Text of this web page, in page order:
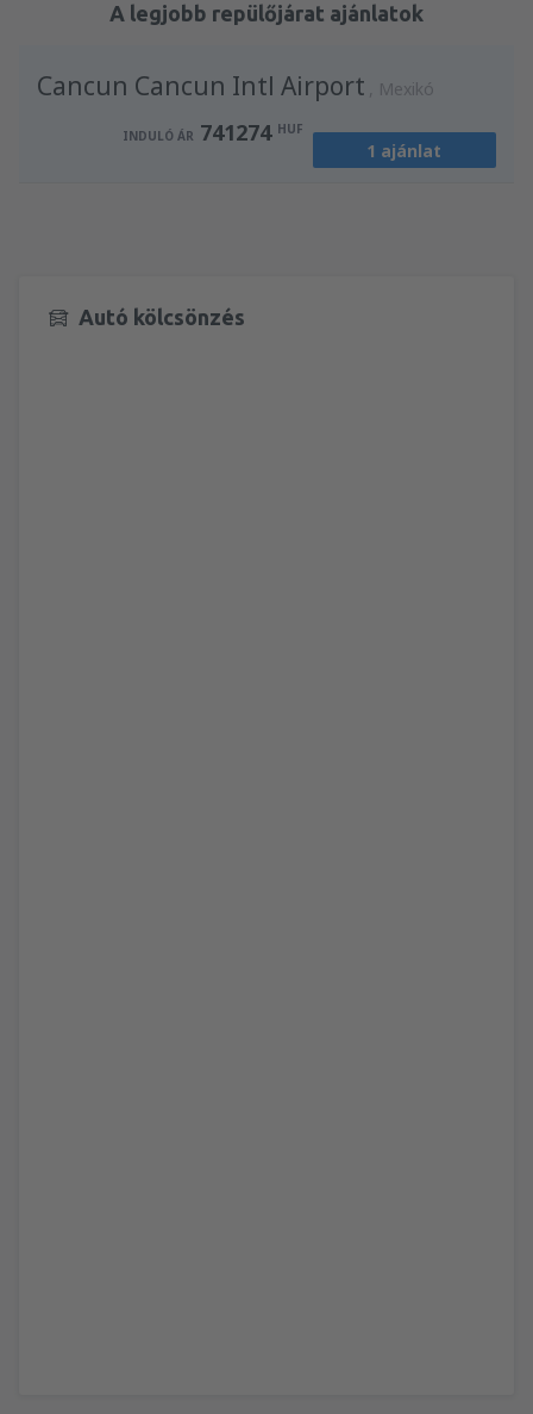
A legjobb repülőjárat ajánlatok
Cancun Cancun Intl Airport Mexikó
INDULÓ ÁR 741274 HUF
1 ajánlat
Autó kölcsönzés